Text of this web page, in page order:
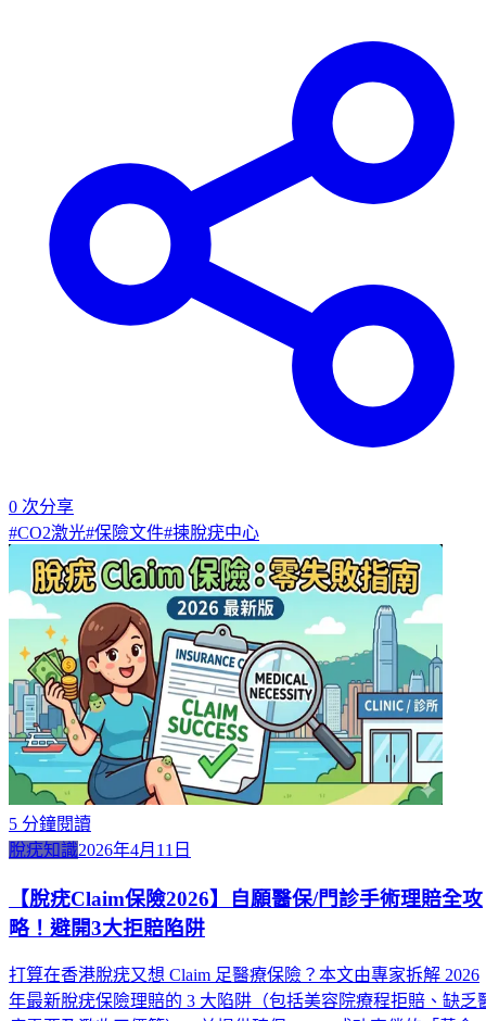
0 次分享
#CO2激光#保險文件#揀脫疣中心
5 分鐘閱讀
脫疣知識2026年4月11日
【脫疣Claim保險2026】自願醫保/門診手術理賠全攻
略！避開3大拒賠陷阱
打算在香港脫疣又想 Claim 足醫療保險？本文由專家拆解 2026
年最新脫疣保險理賠的 3 大陷阱（包括美容院療程拒賠、缺乏